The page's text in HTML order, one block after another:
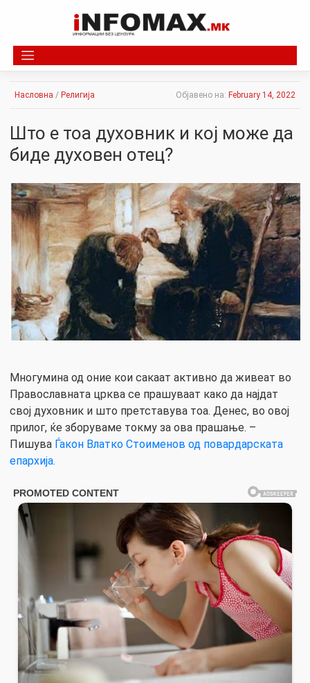
Насловна / Религија Објавено на: February 14, 2022
Што е тоа духовник и кој може да
биде духовен отец?
Многумина од оние кои сакаат активно да живеат во
Православната црква се прашуваат како да најдат
свој духовник и што претставува тоа. Денес, во овој
прилог, ќе зборуваме токму за ова прашање. –
Пишува Ѓакон Влатко Стоименов од повардарската
епархија.